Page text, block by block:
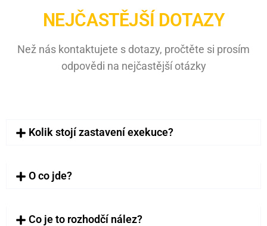
NEJČASTĚJŠÍ DOTAZY
Než nás kontaktujete s dotazy, pročtěte si prosím
odpovědi na nejčastější otázky
Kolik stojí zastavení exekuce?
O co jde?
Co je to rozhodčí nález?